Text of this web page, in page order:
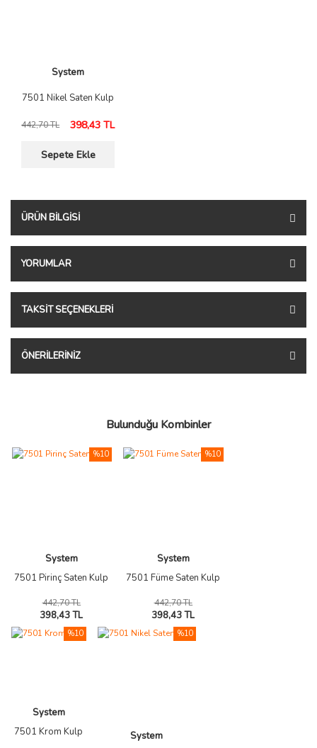
System
7501 Nikel Saten Kulp
442,70 TL 398,43 TL
Sepete Ekle
ÜRÜN BILGISI
YORUMLAR
TAKSIT SEÇENEKLERI
ÖNERILERINIZ
Bulunduğu Kombinler
System
7501 Pirinç Saten Kulp
442,70 TL
398,43 TL
%10
System
7501 Füme Saten Kulp
442,70 TL
398,43 TL
%10
System
7501 Krom Kulp
%10
System
%10